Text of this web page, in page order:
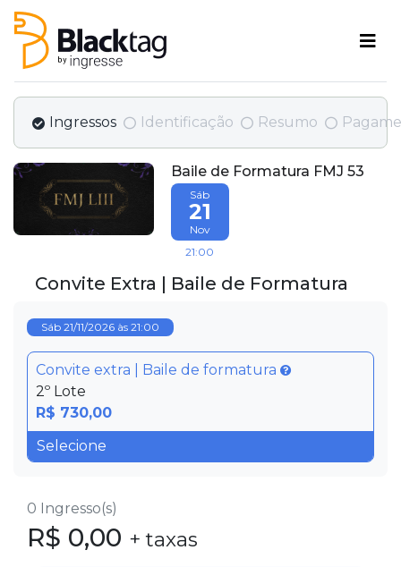
Ingressos Identificação Resumo
Baile de Formatura FMJ 53
Sáb
21
Nov
21:00
Convite Extra | Baile de Formatura
Sáb 21/11/2026 às 21:00
Convite extra | Baile de formatura
2º Lote
R$ 730,00
0 Ingresso(s)
R$ 0,00 + taxas